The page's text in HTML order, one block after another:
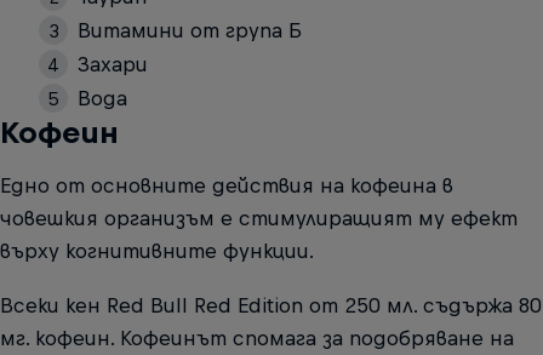
Витамини от група Б
Захари
Вода
Кофеин
Едно от основните действия на кофеина в
човешкия организъм е стимулиращият му ефект
върху когнитивните функции.
Всеки кен Red Bull Red Edition от 250 мл. съдържа 80
мг. кофеин. Кофеинът спомага за подобряване на